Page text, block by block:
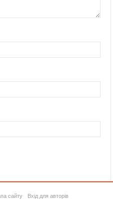
сайту Вхід для авторів